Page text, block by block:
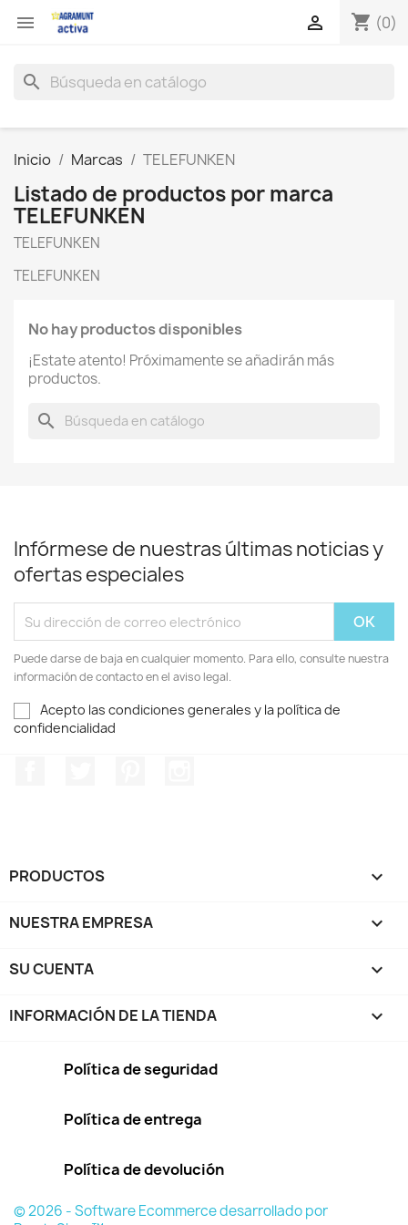
 shopping_cart (0)

search
Inicio Marcas TELEFUNKEN
Listado de productos por marca
TELEFUNKEN
TELEFUNKEN
TELEFUNKEN
No hay productos disponibles
¡Estate atento! Próximamente se añadirán más
productos.
search
Infórmese de nuestras últimas noticias y
ofertas especiales
Puede darse de baja en cualquier momento. Para ello, consulte nuestra
información de contacto en el aviso legal.
Acepto las condiciones generales y la política de
confidencialidad
PRODUCTOS 
NUESTRA EMPRESA 
SU CUENTA 
INFORMACIÓN DE LA TIENDA keyboard_arrow_down
Política de seguridad
Política de entrega
Política de devolución
© 2026 - Software Ecommerce desarrollado por